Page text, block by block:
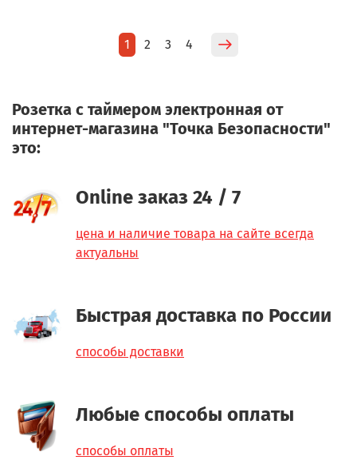
1 2 3 4
Розетка с таймером электронная от
интернет-магазина "Точка Безопасности"
это:
Online заказ 24 / 7
цена и наличие товара на сайте всегда
актуальны
Быстрая доставка по России
способы доставки
Любые способы оплаты
способы оплаты